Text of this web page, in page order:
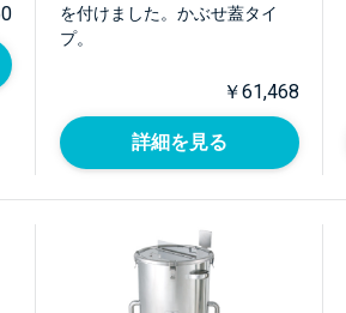
を付けました。かぶせ蓋タイ
プ。
￥61,468
詳細を見る